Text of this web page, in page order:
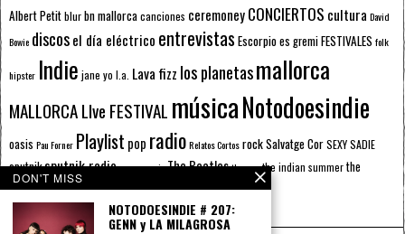
Albert Petitblurbn mallorcacanciones ceremoneyCONCIERTOS cultura David
Bowie discosel día eléctrico entrevistas Escorpioes gremiFESTIVALES folk
hipster Indie jane yo l.a. Lava fizz los planetasmallorca
MALLORCA LIve FESTIVAL músicaNotodoesindie
oasis Pau Forner Playlist pop radioRelatos CortosrockSalvatge CorSEXY SADIE
sputniksputnik radiosummer pieThe Beatlesthe curethe indian summerthe
prussiansthe wheelsu2veranoálbumes
DON'T MISS
NOTODOESINDIE # 207:
GENN y LA MILAGROSA